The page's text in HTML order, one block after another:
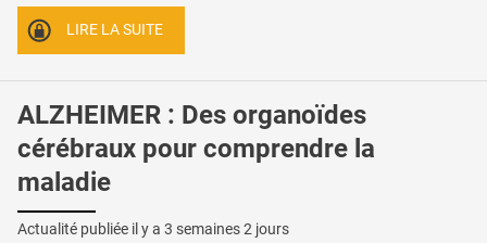
LIRE LA SUITE
ALZHEIMER : Des organoïdes
cérébraux pour comprendre la
maladie
Actualité publiée il y a 3 semaines 2 jours